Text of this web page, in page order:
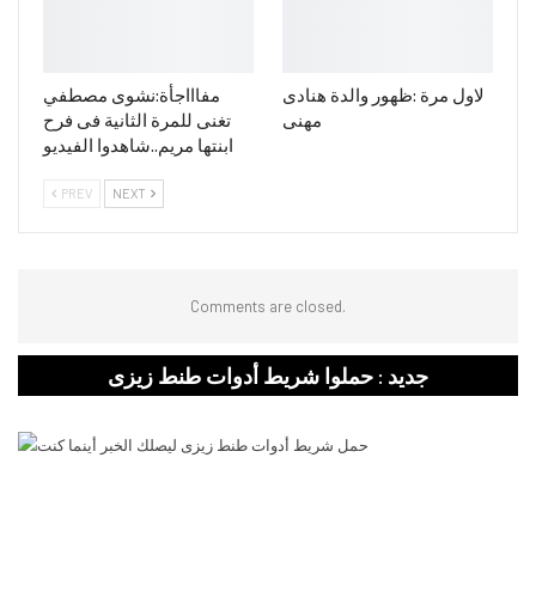
مفاااجأة:نشوى مصطفي
تغنى للمرة الثانية فى فرح
ابنتها مريم..شاهدوا الفيديو
لاول مرة :ظهور والدة هنادى
مهنى
PREV NEXT
Comments are closed.
جديد : حملوا شريط أدوات طنط زيزى